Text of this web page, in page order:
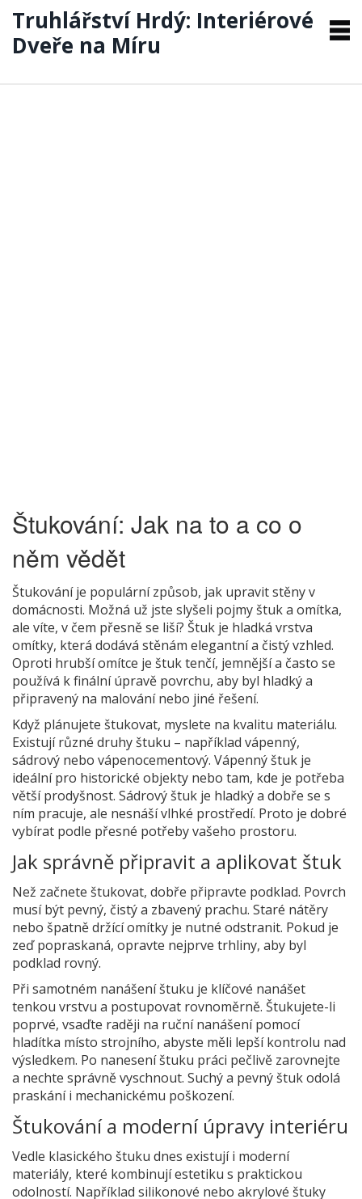
Truhlářství Hrdý: Interiérové
Dveře na Míru
Štukování: Jak na to a co o
něm vědět
Štukování je populární způsob, jak upravit stěny v
domácnosti. Možná už jste slyšeli pojmy štuk a omítka,
ale víte, v čem přesně se liší? Štuk je hladká vrstva
omítky, která dodává stěnám elegantní a čistý vzhled.
Oproti hrubší omítce je štuk tenčí, jemnější a často se
používá k finální úpravě povrchu, aby byl hladký a
připravený na malování nebo jiné řešení.
Když plánujete štukovat, myslete na kvalitu materiálu.
Existují různé druhy štuku – například vápenný,
sádrový nebo vápenocementový. Vápenný štuk je
ideální pro historické objekty nebo tam, kde je potřeba
větší prodyšnost. Sádrový štuk je hladký a dobře se s
ním pracuje, ale nesnáší vlhké prostředí. Proto je dobré
vybírat podle přesné potřeby vašeho prostoru.
Jak správně připravit a aplikovat štuk
Než začnete štukovat, dobře připravte podklad. Povrch
musí být pevný, čistý a zbavený prachu. Staré nátěry
nebo špatně držící omítky je nutné odstranit. Pokud je
zeď popraskaná, opravte nejprve trhliny, aby byl
podklad rovný.
Při samotném nanášení štuku je klíčové nanášet
tenkou vrstvu a postupovat rovnoměrně. Štukujete-li
poprvé, vsaďte raději na ruční nanášení pomocí
hladítka místo strojního, abyste měli lepší kontrolu nad
výsledkem. Po nanesení štuku práci pečlivě zarovnejte
a nechte správně vyschnout. Suchý a pevný štuk odolá
praskání i mechanickému poškození.
Štukování a moderní úpravy interiéru
Vedle klasického štuku dnes existují i moderní
materiály, které kombinují estetiku s praktickou
odolností. Například silikonové nebo akrylové štuky